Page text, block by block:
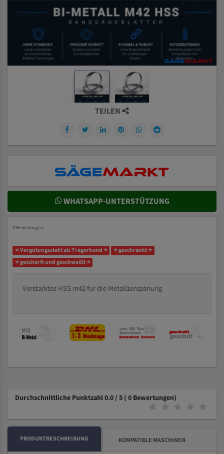
TEILEN
WHATSAPP-UNTERSTÜTZUNG
0 Bewertungen
⭐ Vergütungsstahl als Trägerband ⭐
⭐ geschränkt ⭐
⭐ geschärft und geschweißt ⭐
Verstärktes HSS m42 für die Metallzerspanung
Durchschnittliche Punktzahl 0.0 / 5 ( 0 Bewertungen)
PRODUKTBESCHREIBUNG KOMPATIBLE MASCHINEN